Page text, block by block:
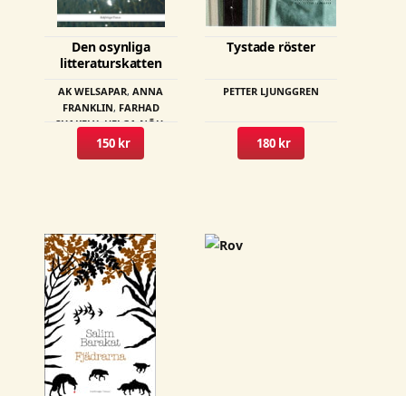
Den osynliga
litteraturskatten
AK WELSAPAR,ANNA
FRANKLIN, FARHAD
SHAKELY HELGA NÕU
KOSTAS KOUKOULIS
LEONARDO ROSIELLO
150 kr
Tystade röster
PETTER LJUNGGREN
180 kr